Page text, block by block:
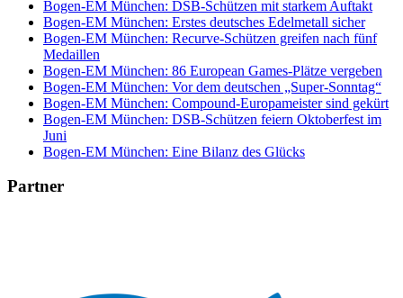
Bogen-EM München: DSB-Schützen mit starkem Auftakt
Bogen-EM München: Erstes deutsches Edelmetall sicher
Bogen-EM München: Recurve-Schützen greifen nach fünf
Medaillen
Bogen-EM München: 86 European Games-Plätze vergeben
Bogen-EM München: Vor dem deutschen „Super-Sonntag“
Bogen-EM München: Compound-Europameister sind gekürt
Bogen-EM München: DSB-Schützen feiern Oktoberfest im
Juni
Bogen-EM München: Eine Bilanz des Glücks
Partner